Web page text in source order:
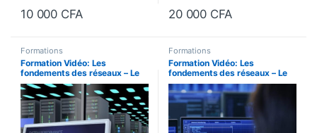
10 000 CFA 20 000 CFA
Formations
Formation Vidéo: Les
fondements des réseaux – Le
contrôle d’accès dynamique
Formations
Formation Vidéo: Les
fondements des réseaux – Le
monitoring